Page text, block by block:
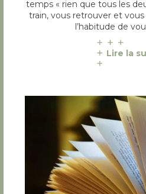
temps « rien que tous les
train, vous retrouver et vous
l’habitude de
Lire la